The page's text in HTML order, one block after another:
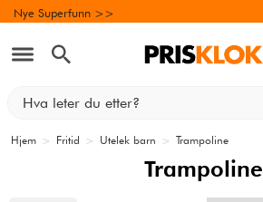
Nye Superfunn >>
Hjem > Fritid > Utelek barn > Trampoline
Trampoline